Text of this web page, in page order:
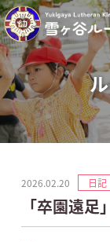
2026.02.20 日記
「卒園遠